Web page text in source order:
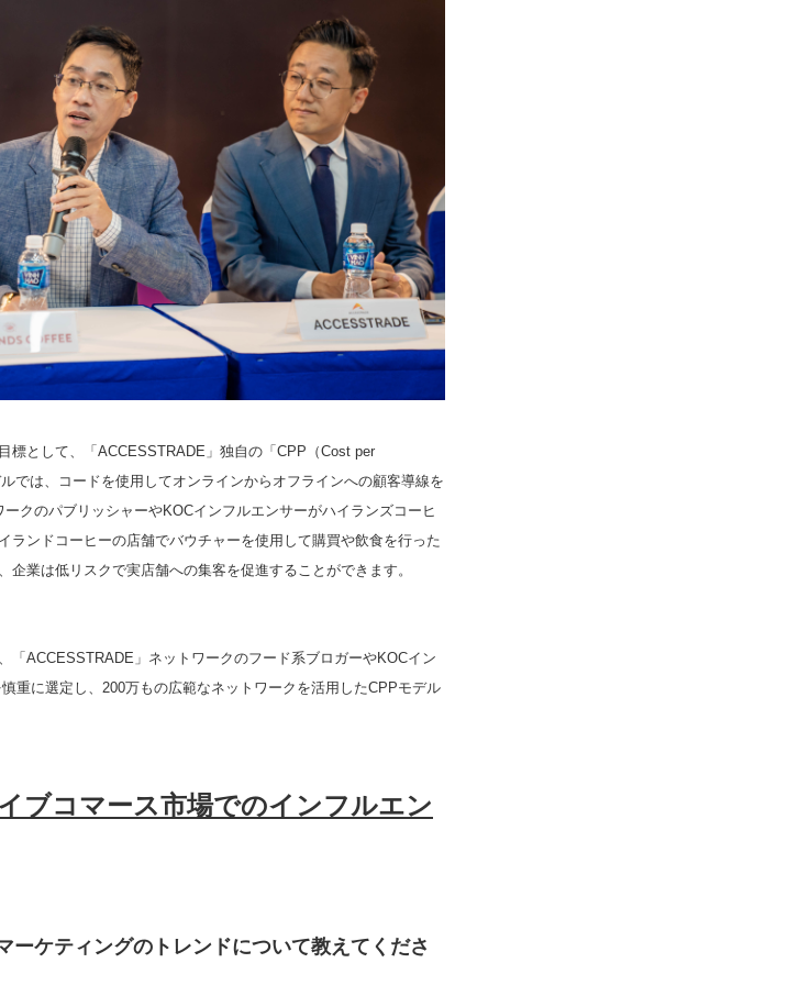
標として、「ACCESSTRADE」独自の「CPP（Cost per
では、コードを使用してオンラインからオフラインへの顧客導線を
クのパブリッシャーやKOCインフルエンサーがハイランズコーヒ
ランドコーヒーの店舗でバウチャーを使用して購買や飲食を行った
業は低リスクで実店舗への集客を促進することができます。
「ACCESSTRADE」ネットワークのフード系ブロガーやKOCイン
重に選定し、200万もの広範なネットワークを活用したCPPモデル
ブコマース市場でのインフルエン
ケティングのトレンドについて教えてくださ